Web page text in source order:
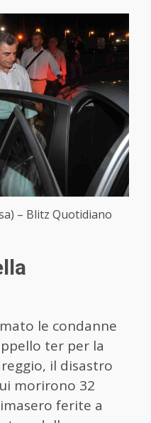
– Blitz Quotidiano
le condanne
ter per la
il disastro
morirono 32
ferite a